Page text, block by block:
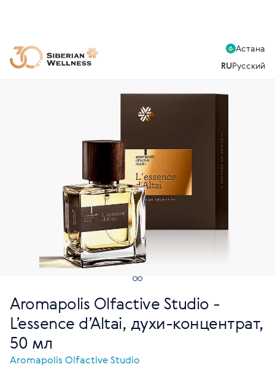
Астана
RUРусский
Aromapolis Olfactive Studio -
L’essence d’Altai, духи-концентрат,
50 мл
Aromapolis Olfactive Studio